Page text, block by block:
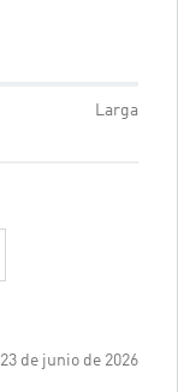
Larga
23 de junio de 2026